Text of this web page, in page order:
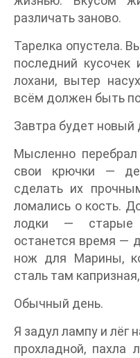
различать заново.
Тарелка опустела.
последний
лохани, вытер
всём должен быть
Завтра будет новый
Мысленно
свои крючки —
сделать их
ломались о кость.
лодки — старые
останется время —
нож для Марины,
сталь там
Обычный день.
Я задул лампу и лёг
прохладной, пахла